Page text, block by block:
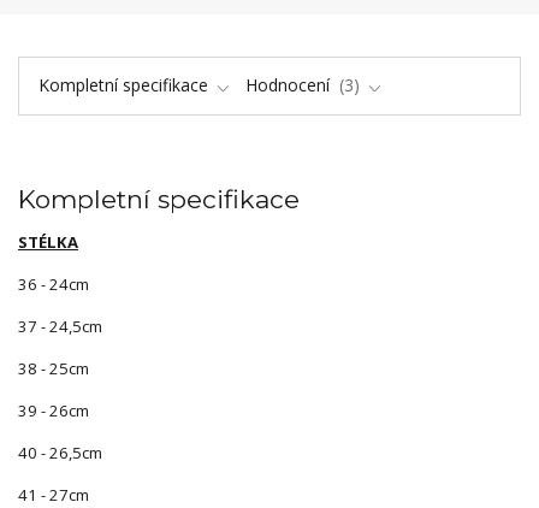
Kompletní specifikace Hodnocení 3
Kompletní specifikace
STÉLKA
36 - 24cm
37 - 24,5cm
38 - 25cm
39 - 26cm
40 - 26,5cm
41 - 27cm